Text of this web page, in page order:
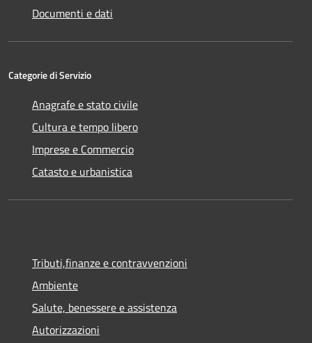
Documenti e dati
Categorie di Servizio
Anagrafe e stato civile
Cultura e tempo libero
Imprese e Commercio
Catasto e urbanistica
Tributi,finanze e contravvenzioni
Ambiente
Salute, benessere e assistenza
Autorizzazioni